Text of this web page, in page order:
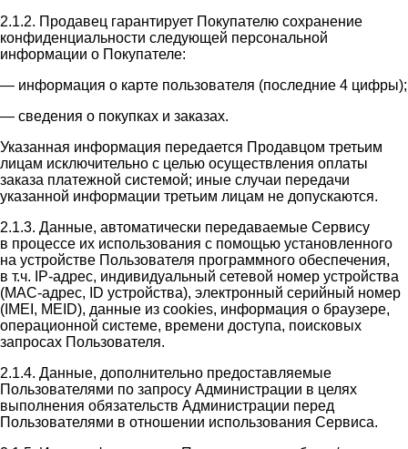
2.1.2. Продавец гарантирует Покупателю сохранение
конфиденциальности следующей персональной
информации о Покупателе:
— информация о карте пользователя (последние 4 цифры);
— сведения о покупках и заказах.
Указанная информация передается Продавцом третьим
лицам исключительно с целью осуществления оплаты
заказа платежной системой; иные случаи передачи
указанной информации третьим лицам не допускаются.
2.1.3. Данные, автоматически передаваемые Сервису
в процессе их использования с помощью установленного
на устройстве Пользователя программного обеспечения,
в т.ч. IP-адрес, индивидуальный сетевой номер устройства
(MAC-адрес, ID устройства), электронный серийный номер
(IMEI, MEID), данные из cookies, информация о браузере,
операционной системе, времени доступа, поисковых
запросах Пользователя.
2.1.4. Данные, дополнительно предоставляемые
Пользователями по запросу Администрации в целях
выполнения обязательств Администрации перед
Пользователями в отношении использования Сервиса.